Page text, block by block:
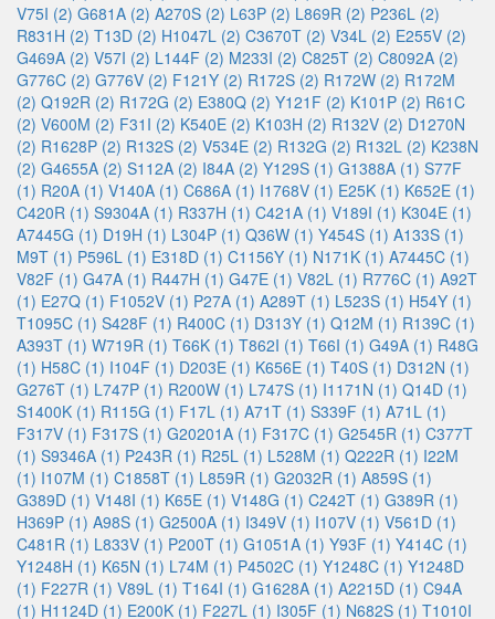
V75I (2) G681A (2) A270S (2) L63P (2) L869R (2) P236L (2)
R831H (2) T13D (2) H1047L (2) C3670T (2) V34L (2) E255V (2)
G469A (2) V57I (2) L144F (2) M233I (2) C825T (2) C8092A (2)
G776C (2) G776V (2) F121Y (2) R172S (2) R172W (2) R172M
(2) Q192R (2) R172G (2) E380Q (2) Y121F (2) K101P (2) R61C
(2) V600M (2) F31I (2) K540E (2) K103H (2) R132V (2) D1270N
(2) R1628P (2) R132S (2) V534E (2) R132G (2) R132L (2) K238N
(2) G4655A (2) S112A (2) I84A (2) Y129S (1) G1388A (1) S77F
(1) R20A (1) V140A (1) C686A (1) I1768V (1) E25K (1) K652E (1)
C420R (1) S9304A (1) R337H (1) C421A (1) V189I (1) K304E (1)
A7445G (1) D19H (1) L304P (1) Q36W (1) Y454S (1) A133S (1)
M9T (1) P596L (1) E318D (1) C1156Y (1) N171K (1) A7445C (1)
V82F (1) G47A (1) R447H (1) G47E (1) V82L (1) R776C (1) A92T
(1) E27Q (1) F1052V (1) P27A (1) A289T (1) L523S (1) H54Y (1)
T1095C (1) S428F (1) R400C (1) D313Y (1) Q12M (1) R139C (1)
A393T (1) W719R (1) T66K (1) T862I (1) T66I (1) G49A (1) R48G
(1) H58C (1) I104F (1) D203E (1) K656E (1) T40S (1) D312N (1)
G276T (1) L747P (1) R200W (1) L747S (1) I1171N (1) Q14D (1)
S1400K (1) R115G (1) F17L (1) A71T (1) S339F (1) A71L (1)
F317V (1) F317S (1) G20201A (1) F317C (1) G2545R (1) C377T
(1) S9346A (1) P243R (1) R25L (1) L528M (1) Q222R (1) I22M
(1) I107M (1) C1858T (1) L859R (1) G2032R (1) A859S (1)
G389D (1) V148I (1) K65E (1) V148G (1) C242T (1) G389R (1)
H369P (1) A98S (1) G2500A (1) I349V (1) I107V (1) V561D (1)
C481R (1) L833V (1) P200T (1) G1051A (1) Y93F (1) Y414C (1)
Y1248H (1) K65N (1) L74M (1) P4502C (1) Y1248C (1) Y1248D
(1) F227R (1) V89L (1) T164I (1) G1628A (1) A2215D (1) C94A
(1) H1124D (1) E200K (1) F227L (1) I305F (1) N682S (1) T1010I